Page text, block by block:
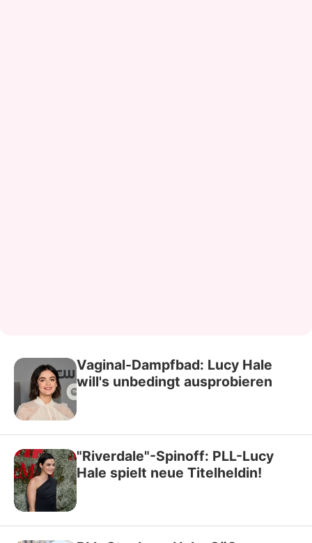
Vaginal-Dampfbad: Lucy Hale
will's unbedingt ausprobieren
"Riverdale"-Spinoff: PLL-Lucy
Hale spielt neue Titelheldin!